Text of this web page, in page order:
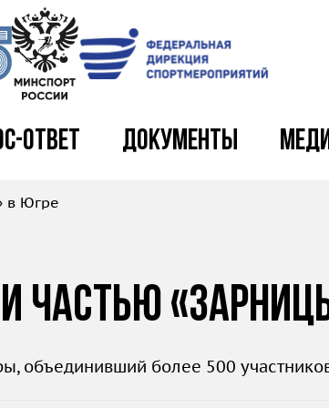
ответ Документы
в Югре
частью
объединивший более 500